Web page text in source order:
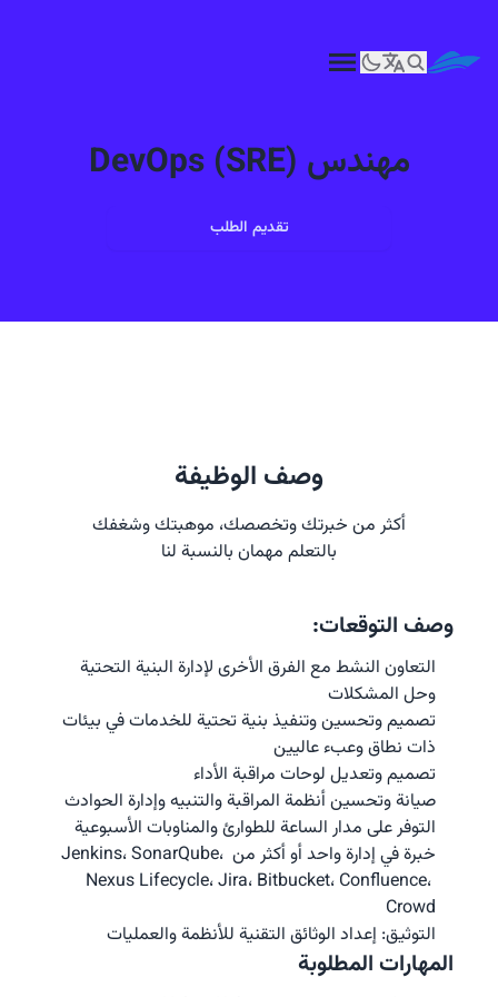
مهندس DevOps (SRE)
تقديم الطلب
وصف الوظيفة
أكثر من خبرتك وتخصصك، موهبتك وشغفك
بالتعلم مهمان بالنسبة لنا
وصف التوقعات:
وحل المشكلات
ذات نطاق وعبء عاليين
تصميم وتعديل لوحات مراقبة الأداء
صيانة وتحسين أنظمة المراقبة والتنبيه وإدارة الحوادث
التوفر على مدار الساعة للطوارئ والمناوبات الأسبوعية
خبرة في إدارة واحد أو أكثر من Jenkins، SonarQube،
Nexus Lifecycle، Jira، Bitbucket، Confluence،
Crowd
التوثيق: إعداد الوثائق التقنية للأنظمة والعمليات
المهارات المطلوبة